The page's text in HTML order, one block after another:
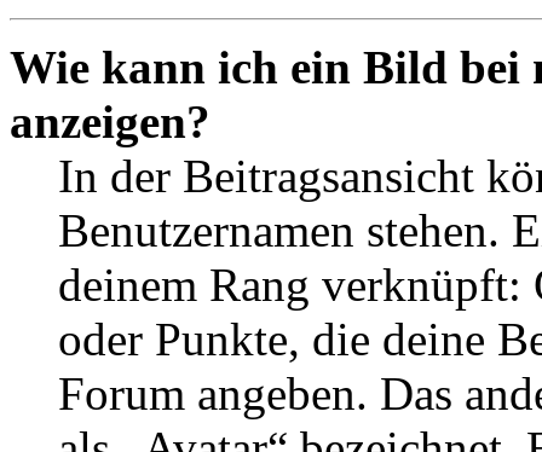
Wie kann ich ein Bild bei
anzeigen?
In der Beitragsansicht
Benutzernamen stehen.
deinem Rang verknüpft:
oder Punkte, die deine
Forum angeben. Das